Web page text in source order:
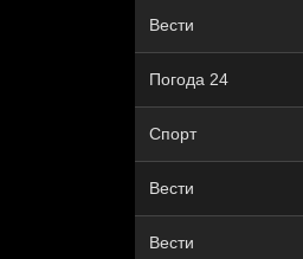
Вести
Погода 24
Спорт
Вести
Вести